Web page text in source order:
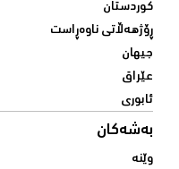
کوردستان
ڕۆژهەڵاتی ناوەڕاست
جیهان
عێراق
ئابوری
بەشەکان
وێنە